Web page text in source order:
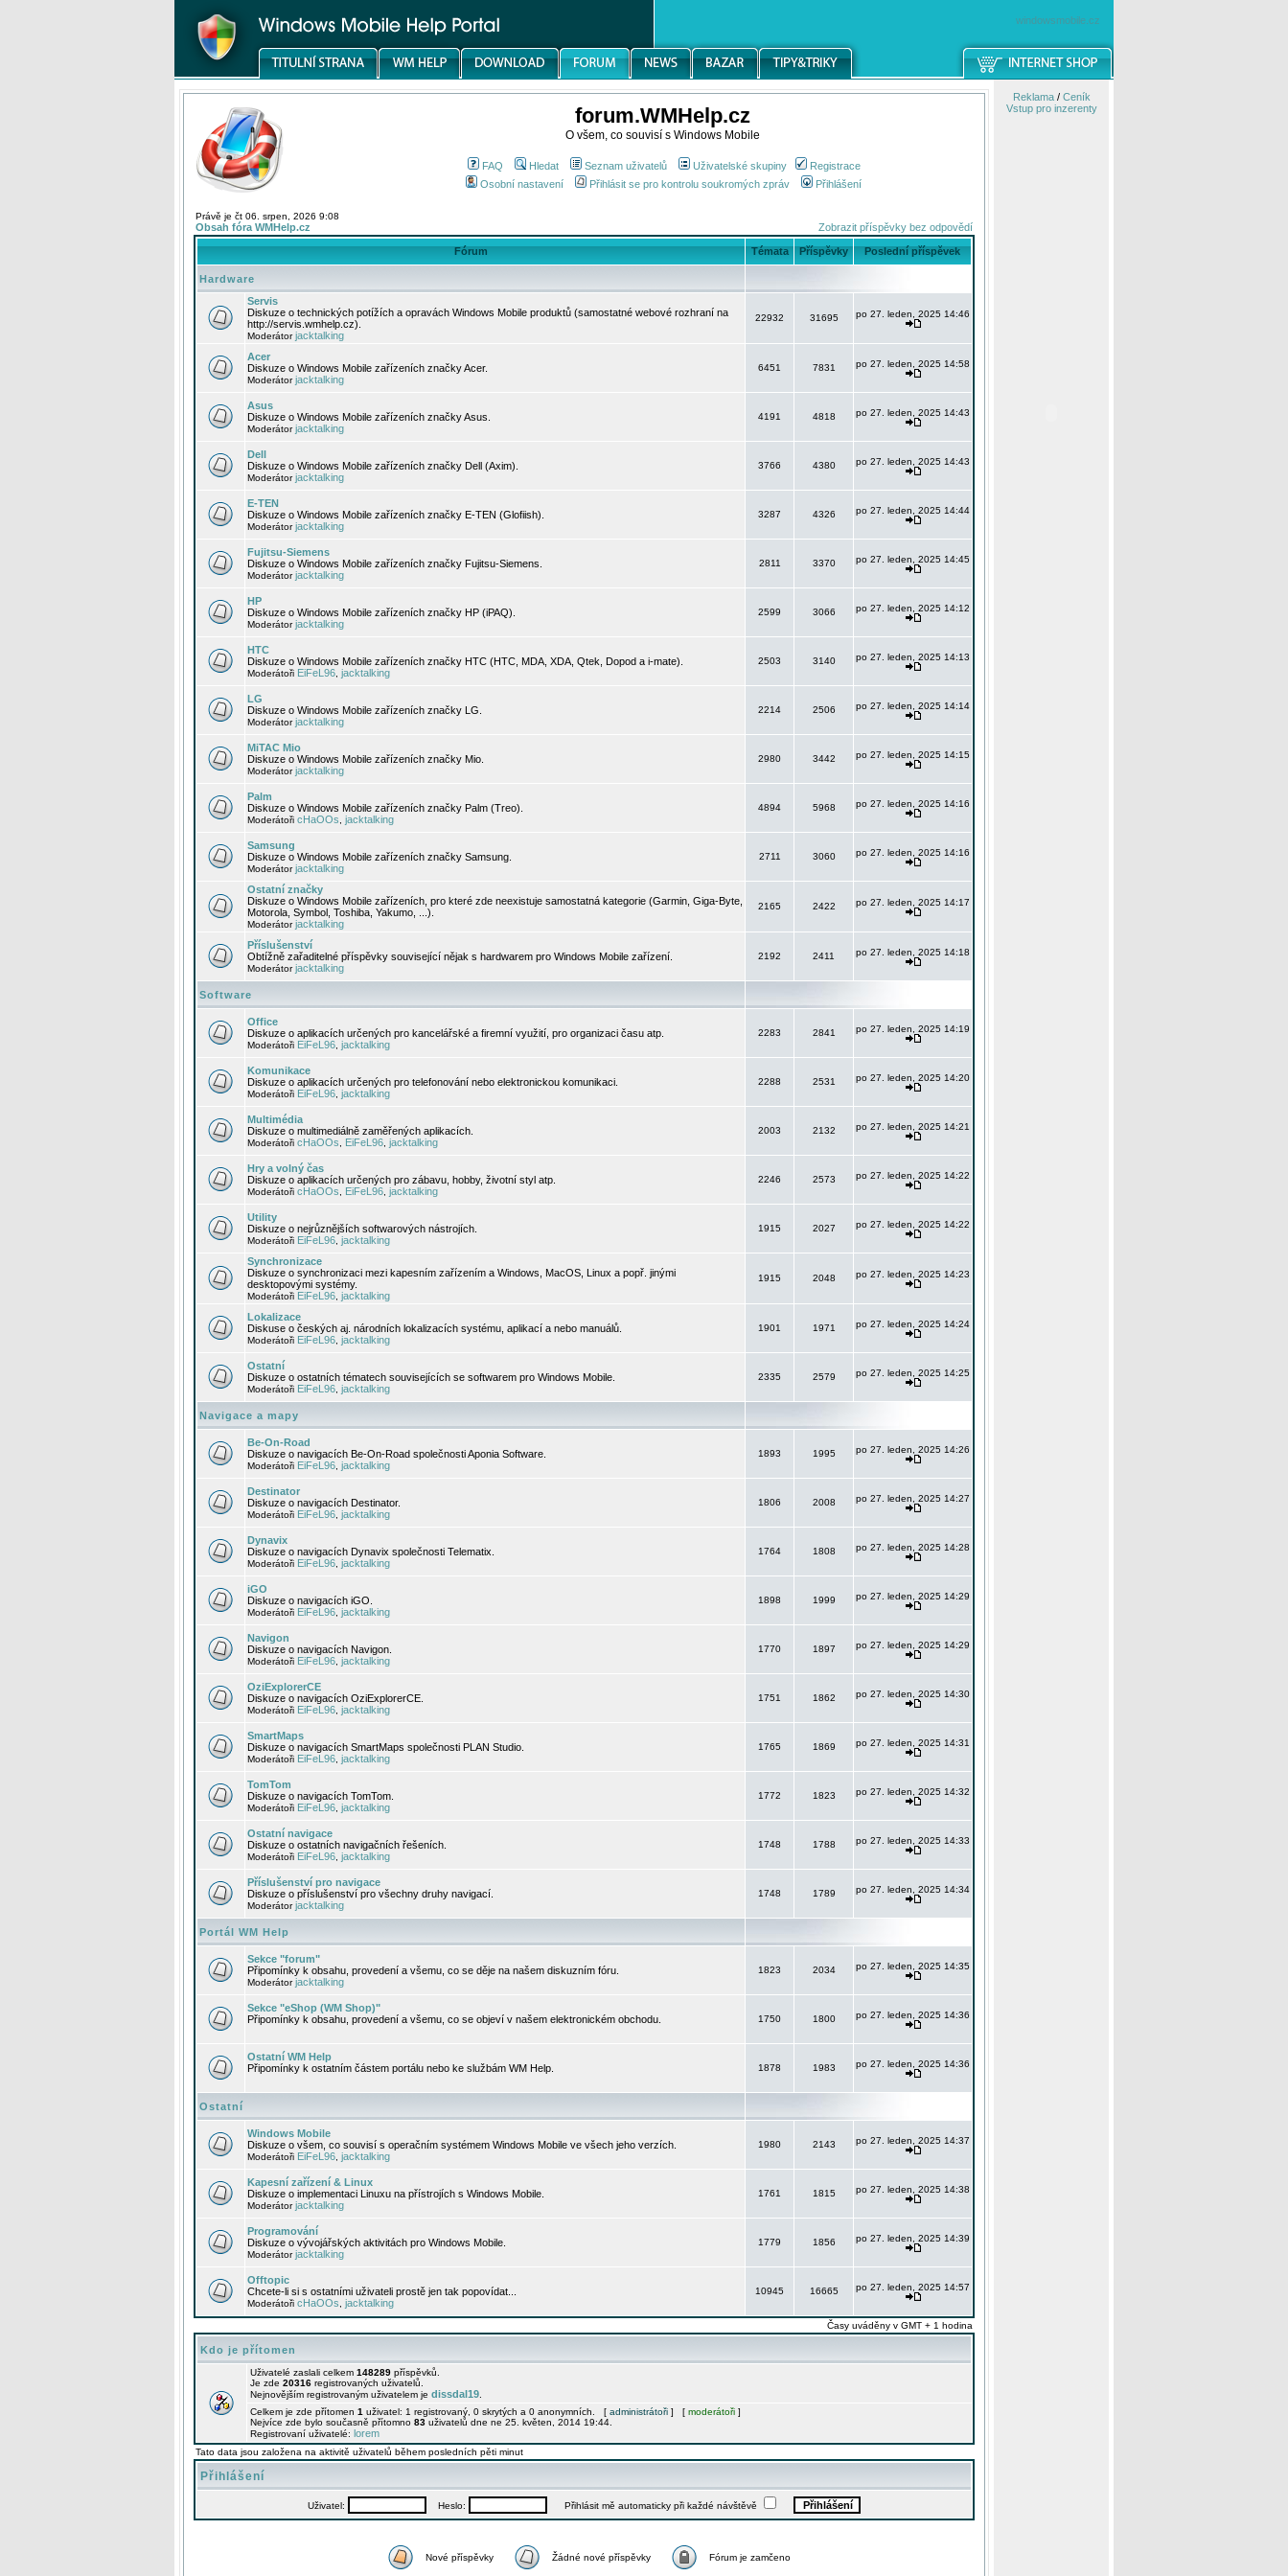
windowsmobile.cz
forum.WMHelp.cz
O všem, co souvisí s Windows Mobile
FAQ Hledat Seznam uživatelů Uživatelské skupiny
Registrace
Osobní nastavení
Přihlásit se pro kontrolu soukromých zpráv Přihlášení
Právě je čt 06. srpen, 2026 9:08
Obsah fóra WMHelp.cz Zobrazit příspěvky bez odpovědí
Fórum Témata Příspěvky Poslední příspěvek
Hardware
Servis
Diskuze o technických potížích a opravách Windows Mobile produktů (samostatné webové rozhraní na
http://servis.wmhelp.cz).
Moderátorjacktalking
22932 31695 po 27. leden, 2025 14:46
Acer
Diskuze o Windows Mobile zařízeních značky Acer.
Moderátorjacktalking
6451 7831 po 27. leden, 2025 14:58
Asus
Diskuze o Windows Mobile zařízeních značky Asus.
Moderátorjacktalking
4191 4818 po 27. leden, 2025 14:43
Dell
Diskuze o Windows Mobile zařízeních značky Dell (Axim).
Moderátorjacktalking
3766 4380 po 27. leden, 2025 14:43
E-TEN
Diskuze o Windows Mobile zařízeních značky E-TEN (Glofiish).
Moderátorjacktalking
3287 4326 po 27. leden, 2025 14:44
Fujitsu-Siemens
Diskuze o Windows Mobile zařízeních značky Fujitsu-Siemens.
Moderátorjacktalking
2811 3370 po 27. leden, 2025 14:45
HP
Diskuze o Windows Mobile zařízeních značky HP (iPAQ).
Moderátorjacktalking
2599 3066 po 27. leden, 2025 14:12
HTC
Diskuze o Windows Mobile zařízeních značky HTC (HTC, MDA, XDA, Qtek, Dopod a i-mate).
Moderátoři EiFeL96 jacktalking
2503 3140 po 27. leden, 2025 14:13
LG
Diskuze o Windows Mobile zařízeních značky LG.
Moderátorjacktalking
2214 2506 po 27. leden, 2025 14:14
MiTAC Mio
Diskuze o Windows Mobile zařízeních značky Mio.
Moderátorjacktalking
2980 3442 po 27. leden, 2025 14:15
Palm
Diskuze o Windows Mobile zařízeních značky Palm (Treo).
Moderátoři cHaOOs jacktalking
4894 5968 po 27. leden, 2025 14:16
Samsung
Diskuze o Windows Mobile zařízeních značky Samsung.
Moderátorjacktalking
2711 3060 po 27. leden, 2025 14:16
Ostatní značky
Diskuze o Windows Mobile zařízeních, pro které zde neexistuje samostatná kategorie (Garmin, Giga-Byte,
Motorola, Symbol, Toshiba, Yakumo, ...).
Moderátorjacktalking
2165 2422 po 27. leden, 2025 14:17
Příslušenství
Obtížně zařaditelné příspěvky související nějak s hardwarem pro Windows Mobile zařízení.
Moderátorjacktalking
2192 2411 po 27. leden, 2025 14:18
Software
Office
Diskuze o aplikacích určených pro kancelářské a firemní využití, pro organizaci času atp.
Moderátoři EiFeL96 jacktalking
2283 2841 po 27. leden, 2025 14:19
Komunikace
Diskuze o aplikacích určených pro telefonování nebo elektronickou komunikaci.
Moderátoři EiFeL96 jacktalking
2288 2531 po 27. leden, 2025 14:20
Multimédia
Diskuze o multimediálně zaměřených aplikacích.
Moderátoři cHaOOs EiFeL96 jacktalking
2003 2132 po 27. leden, 2025 14:21
Hry a volný čas
Diskuze o aplikacích určených pro zábavu, hobby, životní styl atp.
Moderátoři cHaOOs EiFeL96 jacktalking
2246 2573 po 27. leden, 2025 14:22
Utility
Diskuze o nejrůznějších softwarových nástrojích.
Moderátoři EiFeL96 jacktalking
1915 2027 po 27. leden, 2025 14:22
Synchronizace
Diskuze o synchronizaci mezi kapesním zařízením a Windows, MacOS, Linux a popř. jinými
desktopovými systémy.
Moderátoři EiFeL96 jacktalking
1915 2048 po 27. leden, 2025 14:23
Lokalizace
Diskuse o českých aj. národních lokalizacích systému, aplikací a nebo manuálů.
Moderátoři EiFeL96 jacktalking
1901 1971 po 27. leden, 2025 14:24
Ostatní
Diskuze o ostatních tématech souvisejících se softwarem pro Windows Mobile.
Moderátoři EiFeL96 jacktalking
2335 2579 po 27. leden, 2025 14:25
Navigace a mapy
Be-On-Road
Diskuze o navigacích Be-On-Road společnosti Aponia Software.
Moderátoři EiFeL96 jacktalking
1893 1995 po 27. leden, 2025 14:26
Destinator
Diskuze o navigacích Destinator.
Moderátoři EiFeL96 jacktalking
1806 2008 po 27. leden, 2025 14:27
Dynavix
Diskuze o navigacích Dynavix společnosti Telematix.
Moderátoři EiFeL96 jacktalking
1764 1808 po 27. leden, 2025 14:28
iGO
Diskuze o navigacích iGO.
Moderátoři EiFeL96 jacktalking
1898 1999 po 27. leden, 2025 14:29
Navigon
Diskuze o navigacích Navigon.
Moderátoři EiFeL96 jacktalking
1770 1897 po 27. leden, 2025 14:29
OziExplorerCE
Diskuze o navigacích OziExplorerCE.
Moderátoři EiFeL96 jacktalking
1751 1862 po 27. leden, 2025 14:30
SmartMaps
Diskuze o navigacích SmartMaps společnosti PLAN Studio.
Moderátoři EiFeL96 jacktalking
1765 1869 po 27. leden, 2025 14:31
TomTom
Diskuze o navigacích TomTom.
Moderátoři EiFeL96 jacktalking
1772 1823 po 27. leden, 2025 14:32
Ostatní navigace
Diskuze o ostatních navigačních řešeních.
Moderátoři EiFeL96 jacktalking
1748 1788 po 27. leden, 2025 14:33
Příslušenství pro navigace
Diskuze o příslušenství pro všechny druhy navigací.
Moderátorjacktalking
1748 1789 po 27. leden, 2025 14:34
Portál WM Help
Sekce "forum"
Připomínky k obsahu, provedení a všemu, co se děje na našem diskuzním fóru.
Moderátorjacktalking
1823 2034 po 27. leden, 2025 14:35
Sekce "eShop (WM Shop)"
Připomínky k obsahu, provedení a všemu, co se objeví v našem elektronickém obchodu.
1750 1800 po 27. leden, 2025 14:36
Ostatní WM Help
Připomínky k ostatním částem portálu nebo ke službám WM Help.
1878 1983 po 27. leden, 2025 14:36
Ostatní
Windows Mobile
Diskuze o všem, co souvisí s operačním systémem Windows Mobile ve všech jeho verzích.
Moderátoři EiFeL96 jacktalking
1980 2143 po 27. leden, 2025 14:37
Kapesní zařízení & Linux
Diskuze o implementaci Linuxu na přístrojích s Windows Mobile.
Moderátorjacktalking
1761 1815 po 27. leden, 2025 14:38
Programování
Diskuze o vývojářských aktivitách pro Windows Mobile.
Moderátorjacktalking
1779 1856 po 27. leden, 2025 14:39
Offtopic
Chcete-li si s ostatními uživateli prostě jen tak popovídat...
Moderátoři cHaOOs jacktalking
10945 16665 po 27. leden, 2025 14:57
Časy uváděny v GMT + 1 hodina
Kdo je přítomen
Uživatelé zaslali celkem 148289 příspěvků.
Je zde 20316 registrovaných uživatelů.
Nejnovějším registrovaným uživatelem je dissdal19
Celkem je zde přítomen 1 uživatel: 1 registrovaný, 0 skrytých a 0 anonymních. [ administrátoři ] [ moderátoři ]
Nejvíce zde bylo současně přítomno 83 uživatelů dne ne 25. květen, 2014 19:44.
Registrovaní uživatelé: lorem
Tato data jsou založena na aktivitě uživatelů během posledních pěti minut
Přihlášení
Uživatel: Heslo: Přihlásit mě automaticky při každé návštěvě
Nové příspěvky Žádné nové příspěvky Fórum je zamčeno
Reklama/ Ceník
Vstup pro inzerenty